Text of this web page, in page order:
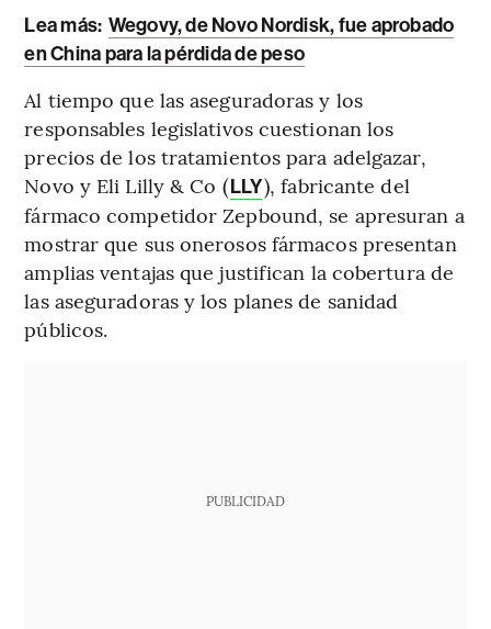
Lea más: Wegovy, de Novo Nordisk, fue aprobado
en China para la pérdida de peso
Al tiempo que las aseguradoras y los
responsables legislativos cuestionan los
precios de los tratamientos para adelgazar,
Novo y Eli Lilly & Co (LLY), fabricante del
fármaco competidor Zepbound, se apresuran a
mostrar que sus onerosos fármacos presentan
amplias ventajas que justifican la cobertura de
las aseguradoras y los planes de sanidad
públicos.
PUBLICIDAD